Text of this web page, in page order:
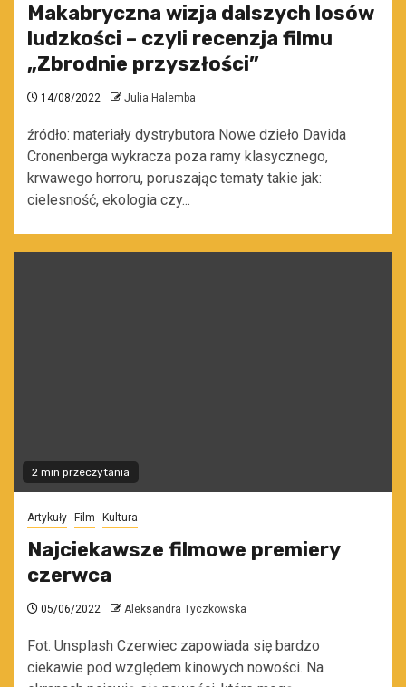
Makabryczna wizja dalszych losów
ludzkości – czyli recenzja filmu
„Zbrodnie przyszłości”
14/08/2022 Julia Halemba
źródło: materiały dystrybutora Nowe dzieło Davida
Cronenberga wykracza poza ramy klasycznego,
krwawego horroru, poruszając tematy takie jak:
cielesność, ekologia czy...
2 min przeczytania
Artykuły Film Kultura
Najciekawsze filmowe premiery
czerwca
05/06/2022 Aleksandra Tyczkowska
Fot. Unsplash Czerwiec zapowiada się bardzo
ciekawie pod względem kinowych nowości. Na